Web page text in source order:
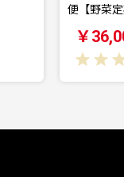
便【野菜定
￥